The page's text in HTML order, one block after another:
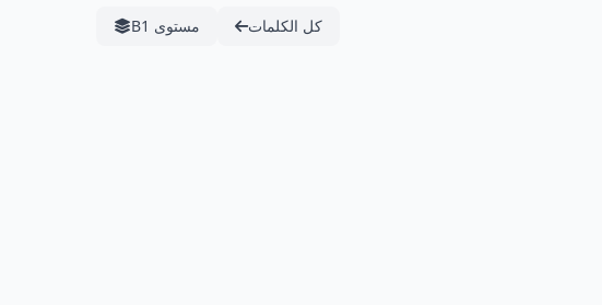
كل الكلمات مستوى B1